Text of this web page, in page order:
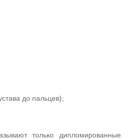
до пальцев);
только дипломированные